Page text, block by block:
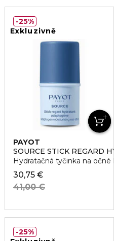
Exkluzivně
PAYOT
SOURCE STICK REGARD
Hydratačná tyčinka na očné
30,75 €
41,00 €
25%
25%